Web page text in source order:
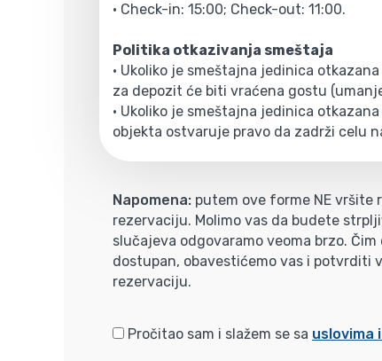
• Check-in: 15:00; Check-out: 11:00.
Politika otkazivanja smeštaja
• Ukoliko je smeštajna jedinica
za depozit će biti vraćena gostu
• Ukoliko je smeštajna jedinica
objekta ostvaruje pravo da zadrži celu
Napomena: putem ove forme NE
rezervaciju. Molimo vas da budete
slučajeva odgovaramo veoma brzo.
dostupan, obavestićemo vas i potvrditi
rezervaciju.
Pročitao sam i slažem se sa uslovima